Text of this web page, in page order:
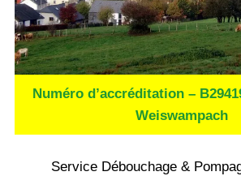
Numéro d’accréditation –
Weiswampach
Service Débouchage &